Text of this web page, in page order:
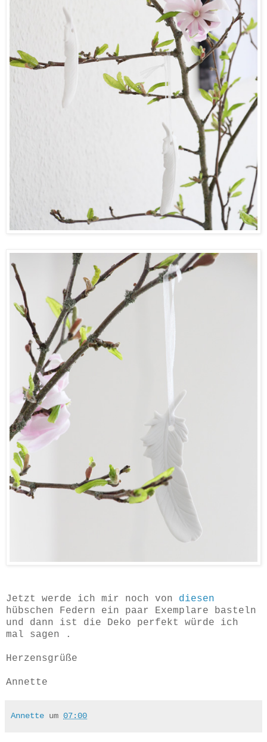
Jetzt werde ich mir noch von diesen
hübschen Federn ein paar Exemplare basteln
und dann ist die Deko perfekt würde ich
mal sagen .
Herzensgrüße
Annette
Annette um 07:00